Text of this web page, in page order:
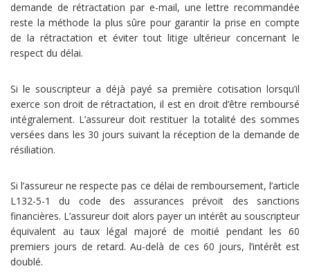
demande de rétractation par e-mail, une lettre recommandée
reste la méthode la plus sûre pour garantir la prise en compte
de la rétractation et éviter tout litige ultérieur concernant le
respect du délai.
Si le souscripteur a déjà payé sa première cotisation lorsqu’il
exerce son droit de rétractation, il est en droit d’être remboursé
intégralement. L’assureur doit restituer la totalité des sommes
versées dans les 30 jours suivant la réception de la demande de
résiliation.
Si l’assureur ne respecte pas ce délai de remboursement, l’article
L132-5-1 du code des assurances prévoit des sanctions
financières. L’assureur doit alors payer un intérêt au souscripteur
équivalent au taux légal majoré de moitié pendant les 60
premiers jours de retard. Au-delà de ces 60 jours, l’intérêt est
doublé.